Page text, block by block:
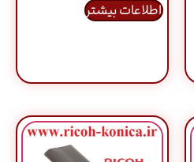
اطلاعات بیشتر